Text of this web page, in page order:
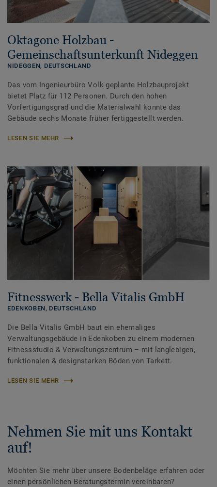
Oktagone Holzbau -
Gemeinschaftsunterkunft Nideggen
NIDEGGEN, DEUTSCHLAND
Das vom Ingenieurbüro Volk geplante Holzbauprojekt
bietet Platz für 112 Personen. Durch den hohen
Vorfertigungsgrad und die Materialwahl konnte das
Gebäude sechs Monate früher fertiggestellt werden.
LESEN SIE MEHR
Fitnesswerk - Bella Vitalis GmbH
EDENKOBEN, DEUTSCHLAND
Die Bella Vitalis GmbH baut ein ehemaliges
Verwaltungsgebäude in Edenkoben zu einem modernen
Fitnessstudio & Verwaltungszentrum – mit langlebigen,
funktionalen & designstarken Böden von Tarkett.
LESEN SIE MEHR
Nehmen Sie mit uns Kontakt
auf!
Möchten Sie mehr über unsere Bodenbeläge erfahren oder
einen persönlichen Beratungstermin vereinbaren?